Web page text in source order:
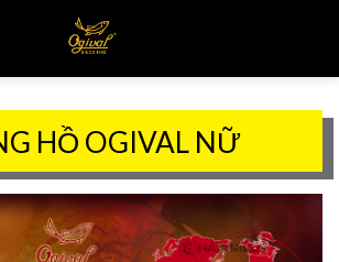
HỒ OGIVAL NỮ